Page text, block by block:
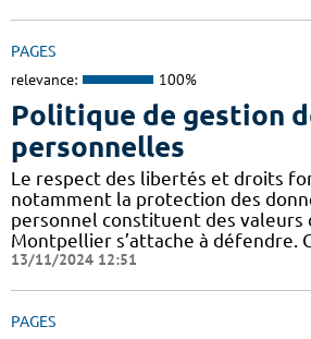
PAGES
relevance: 100%
Politique de gestion
personnelles
Le respect des libertés et droits
notamment la protection des
personnel constituent des valeurs
Montpellier s’attache à défendre.
13/11/2024 12:51
PAGES